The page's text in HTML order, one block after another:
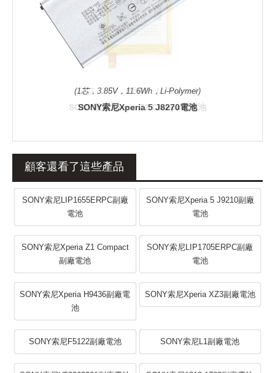
(1芯，3.85V，11.6Wh，Li-Polymer)
SONY索尼Xperia 5 J8270電池
顧客還看了這些產品
SONY索尼LIP1655ERPC副廠
電池
SONY索尼Xperia 5 J9210副廠
電池
SONY索尼Xperia Z1 Compact
副廠電池
SONY索尼LIP1705ERPC副廠
電池
SONY索尼Xperia H9436副廠電
池
SONY索尼Xperia XZ3副廠電池
SONY索尼F5122副廠電池 SONY索尼L1副廠電池